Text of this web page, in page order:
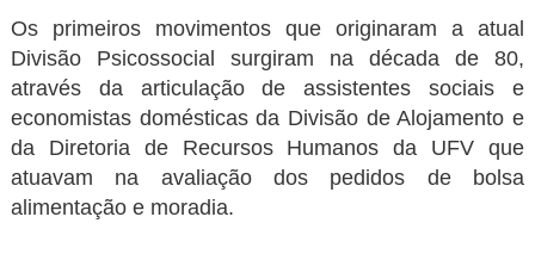
Os primeiros movimentos que originaram a atual
Divisão Psicossocial surgiram na década de 80,
através da articulação de assistentes sociais e
economistas domésticas da Divisão de Alojamento e
da Diretoria de Recursos Humanos da UFV que
atuavam na avaliação dos pedidos de bolsa
alimentação e moradia.